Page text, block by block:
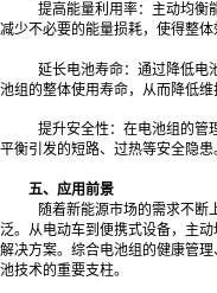
提高能量利用率：主动均衡
减少不必要的能量损耗，使得整体
延长电池寿命：通过降低电
池组的整体使用寿命，从而降低维
提升安全性：在电池组的管
平衡引发的短路、过热等安全隐患
五、应用前景
随着新能源市场的需求不断
泛。从电动车到便携式设备，主
解决方案。综合电池组的健康管
池技术的重要支柱。